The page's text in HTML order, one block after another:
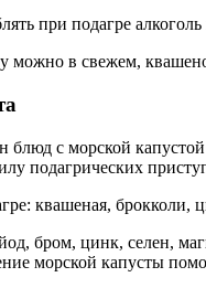
при подагре алкоголь
можно в свежем,
блюд с морской
подагрических
йод, бром, цинк, селен,
морской капусты